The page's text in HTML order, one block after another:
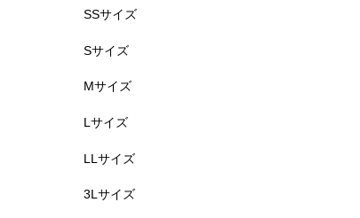
SSサイズ
Sサイズ
Mサイズ
Lサイズ
LLサイズ
3Lサイズ